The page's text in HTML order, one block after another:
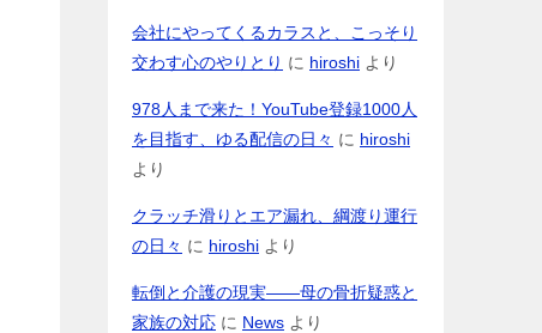
会社にやってくるカラスと、こっそり
交わす心のやりとり に hiroshi より
978人まで来た！YouTube登録1000人
を目指す、ゆる配信の日々 に hiroshi
より
クラッチ滑りとエア漏れ、綱渡り運行
の日々 に hiroshi より
転倒と介護の現実――母の骨折疑惑と
家族の対応 に News より